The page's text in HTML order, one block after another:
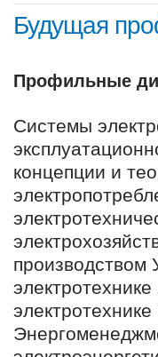
Будущая
Профильные
Системы
концепции и
производством